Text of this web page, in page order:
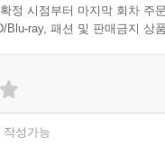
정 시점부터 마지막 회차 주
Blu-ray, 패션 및 판매금지 상
작성가능